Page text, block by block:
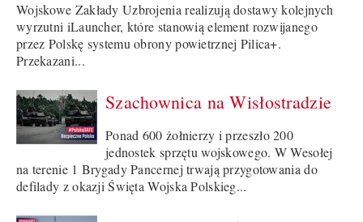
Wojskowe Zakłady Uzbrojenia realizują dostawy kolejnych
wyrzutni iLauncher, które stanowią element rozwijanego
przez Polskę systemu obrony powietrznej Pilica+.
Przekazani...
Szachownica na Wisłostradzie
Ponad 600 żołnierzy i przeszło 200
jednostek sprzętu wojskowego. W Wesołej
na terenie 1 Brygady Pancernej trwają przygotowania do
defilady z okazji Święta Wojska Polskieg...